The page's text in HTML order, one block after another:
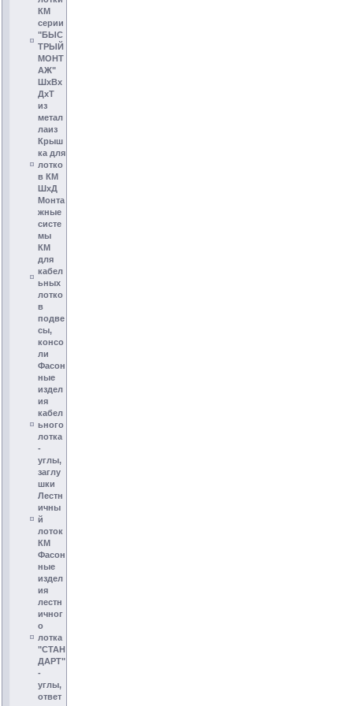
КМ
серии
"БЫС
ТРЫЙ
МОНТ
АЖ"
ШхВх
ДхТ
из
метал
лаиз
Крыш
ка для
лотко
в КМ
ШхД
Монта
жные
систе
мы
КМ
для
кабел
ьных
лотко
в
подве
сы,
консо
ли
Фасон
ные
издел
ия
кабел
ьного
лотка
-
углы,
заглу
шки
Лестн
ичны
й
лоток
КМ
Фасон
ные
издел
ия
лестн
ичног
о
лотка
"СТАН
ДАРТ"
-
углы,
ответ